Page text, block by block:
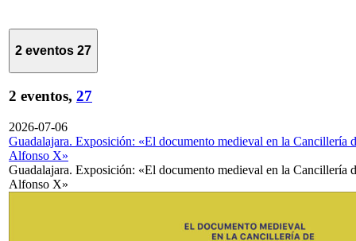
2 eventos 27
2 eventos, 27
2026-07-06
Guadalajara. Exposición: «El documento medieval en la Cancillería
Alfonso X»
Guadalajara. Exposición: «El documento medieval en la Cancillería
Alfonso X»